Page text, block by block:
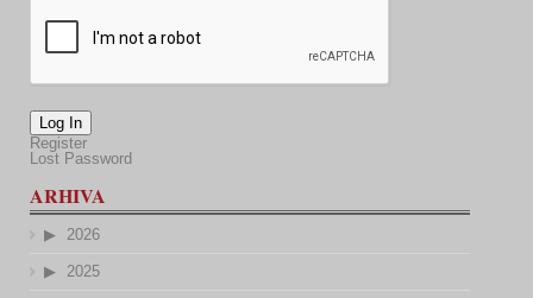
Log In
Register
Lost Password
ARHIVA
2026
2025